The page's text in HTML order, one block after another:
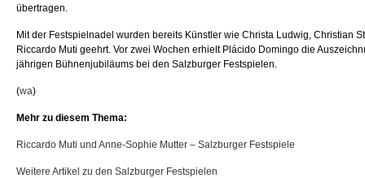
übertragen.
Mit der Festspielnadel wurden bereits Künstler wie Christa Ludwig, Christian
Riccardo Muti geehrt. Vor zwei Wochen erhielt Plácido Domingo die
jährigen Bühnenjubiläums bei den Salzburger Festspielen.
(wa)
Mehr zu diesem Thema:
Riccardo Muti und Anne-Sophie Mutter – Salzburger Festspiele
Weitere Artikel zu den Salzburger Festspielen